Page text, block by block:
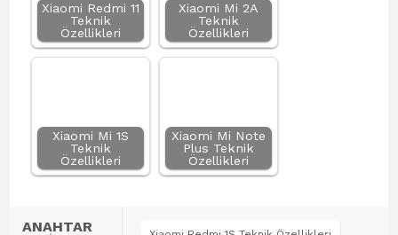
Xiaomi Redmi 11
Teknik
Özellikleri
Xiaomi Mi 2A
Teknik
Özellikleri
Xiaomi Mi 1S
Teknik
Özellikleri
Xiaomi Mi Note
Plus Teknik
Özellikleri
ANAHTAR